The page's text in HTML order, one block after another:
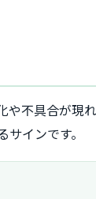
不具合が現
インです。